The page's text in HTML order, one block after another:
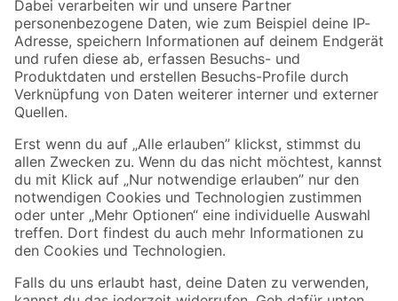
Zahlungsarten Versandarten
Sicher einkaufen
Jetzt die toom-App herunterladen